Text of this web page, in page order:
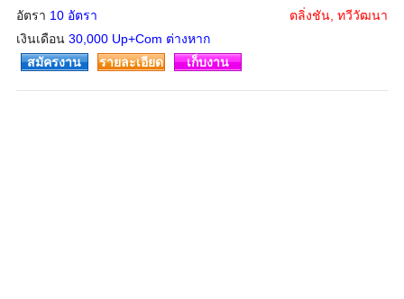
อัตรา 10 อัตรา
เงินเดือน 30,000 Up+Com ต่างหาก
ตลิ่งชัน, ทวีวัฒนา
สมัครงาน รายละเอียด เก็บงาน